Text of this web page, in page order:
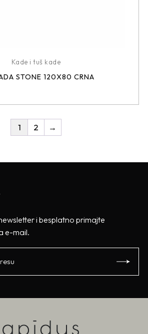
Kade i tuš kade
STONE 120X80 CRNA
1 2 →
i besplatno primajte
e-mail.